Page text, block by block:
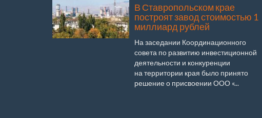
В Ставропольском крае
построят завод стоимостью 1
миллиард рублей
На заседании Координационного
совета по развитию инвестиционной
деятельности и конкуренции
на территории края было принято
решение о присвоении ООО «...